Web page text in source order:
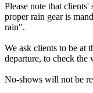
Please note that
proper rain gear is
rain".
We ask clients to be at
departure, to check the
No-shows will not be